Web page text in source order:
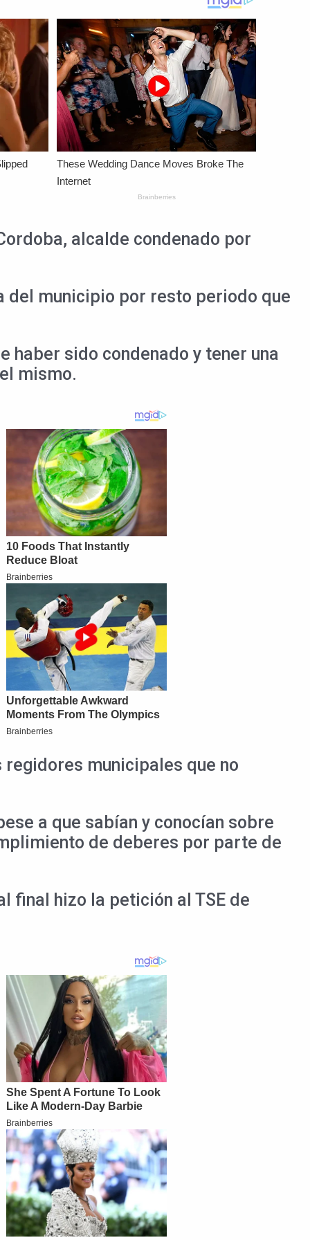
alcalde condenado por
del municipio por resto periodo que
haber sido condenado y tener una
mismo.
municipales que no
a que sabían y conocían sobre
de deberes por parte de
final hizo la petición al TSE de